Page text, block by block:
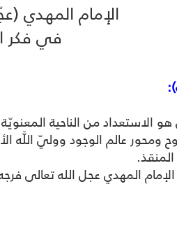
الإمام المهدي
في فكر